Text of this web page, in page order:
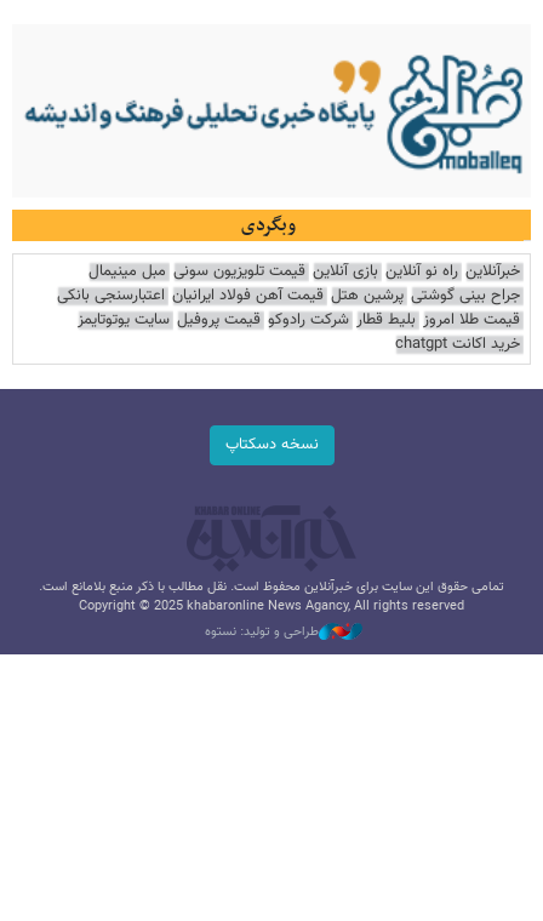
وبگردی
خبرآنلاین راه نو آنلاین بازی آنلاین قیمت تلویزیون سونی مبل مینیمال
جراح بینی گوشتی پرشین هتل قیمت آهن فولاد ایرانیان اعتبارسنجی بانکی
قیمت طلا امروز بلیط قطار شرکت رادوکو قیمت پروفیل سایت یوتوتایمز
خرید اکانت chatgpt
نسخه دسکتاپ
تمامی حقوق این سایت برای خبرآنلاین محفوظ است. نقل مطالب با ذکر منبع بلامانع است.
Copyright © 2025 khabaronline News Agancy, All rights reserved
طراحی و تولید: نستوه